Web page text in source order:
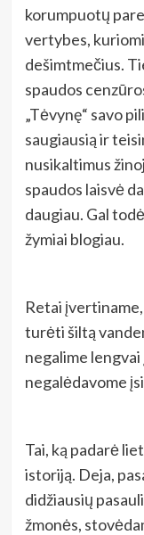
korumpuotų
vertybes,
dešimtmečius.
spaudos
„Tėvynę“ savo
saugiausią ir
nusikaltimus
spaudos laisvė
daugiau. Gal
žymiai blogiau.
Retai
turėti šiltą
negalime
negalėdavome
Tai, ką padarė
istoriją. Deja,
didžiausių
žmonės,